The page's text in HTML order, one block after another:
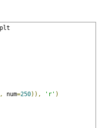
, num=250)), 'r' )